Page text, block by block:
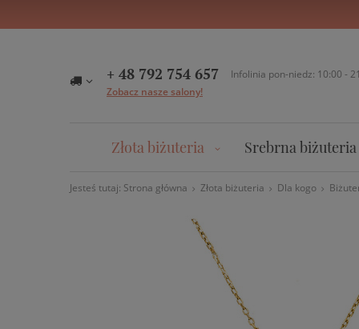
+ 48 792 754 657
Infolinia pon-niedz: 10:00 -
Zobacz nasze salony!
Złota biżuteria Srebrna biżuteria
Jesteś tutaj: Strona główna Złota biżuteria Dla kogo